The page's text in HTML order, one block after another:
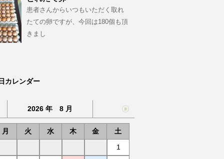
患者さんからいつもいただく取れ
たての卵ですが、今回は180個も頂
きまし
カレンダー
2026 年 8 月
月 火 水 木 金
土
1